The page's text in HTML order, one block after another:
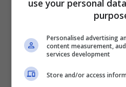
replica la donna
“Speravo ci fosse una
realtà non c’è”.
use your personal
Personalised advertising
content measurement,
services development
Store and/or access